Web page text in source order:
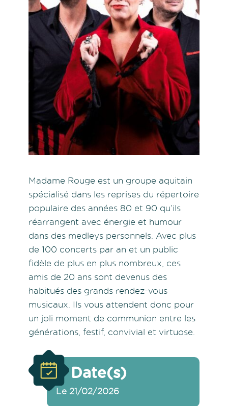
Madame Rouge est un groupe aquitain
spécialisé dans les reprises du répertoire
populaire des années 80 et 90 qu’ils
réarrangent avec énergie et humour
dans des medleys personnels. Avec plus
de 100 concerts par an et un public
fidèle de plus en plus nombreux, ces
amis de 20 ans sont devenus des
habitués des grands rendez-vous
musicaux. Ils vous attendent donc pour
un joli moment de communion entre les
générations, festif, convivial et virtuose.
Date(s)
Le 21/02/2026